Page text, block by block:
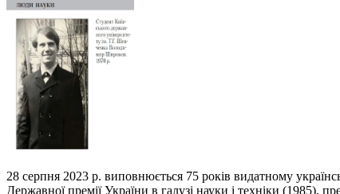
28 серпня 2023 р. виповнюється 75 років видатному
Державної премії України в галузі науки і техніки (1985),